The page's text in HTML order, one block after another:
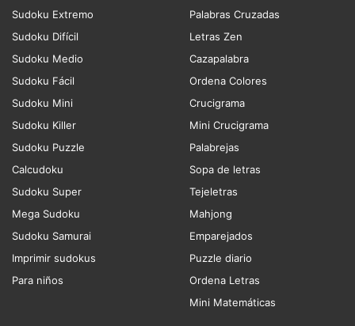
Sudoku Extremo
Sudoku Difícil
Sudoku Medio
Sudoku Fácil
Sudoku Mini
Sudoku Killer
Sudoku Puzzle
Calcudoku
Sudoku Super
Mega Sudoku
Sudoku Samurai
Imprimir sudokus
Para niños
Palabras Cruzadas
Letras Zen
Cazapalabra
Ordena Colores
Crucigrama
Mini Crucigrama
Palabrejas
Sopa de letras
Tejeletras
Mahjong
Emparejados
Puzzle diario
Ordena Letras
Mini Matemáticas